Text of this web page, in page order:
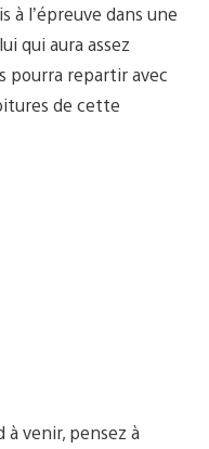
à l’épreuve dans une
qui aura assez
pourra repartir avec
de cette
à venir, pensez à